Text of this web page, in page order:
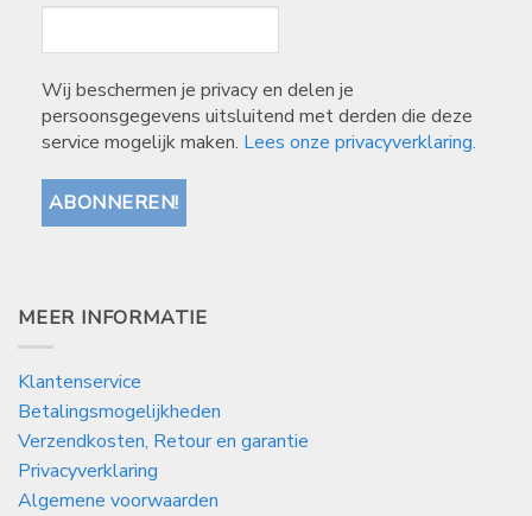
Wij beschermen je privacy en delen je
persoonsgegevens uitsluitend met derden die deze
service mogelijk maken. Lees onze privacyverklaring.
MEER INFORMATIE
Klantenservice
Betalingsmogelijkheden
Verzendkosten, Retour en garantie
Privacyverklaring
Algemene voorwaarden